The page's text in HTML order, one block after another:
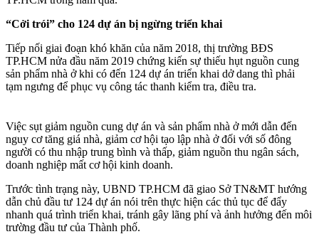
“Cởi trói” cho 124 dự án bị ngừng triển khai
Tiếp nối giai đoạn khó khăn của năm 2018, thị trường BĐS
TP.HCM nửa đầu năm 2019 chứng kiến sự thiếu hụt nguồn cung
sản phẩm nhà ở khi có đến 124 dự án triển khai dở dang thì phải
tạm ngưng để phục vụ công tác thanh kiểm tra, điều tra.
Việc sụt giảm nguồn cung dự án và sản phẩm nhà ở mới dẫn đến
nguy cơ tăng giá nhà, giảm cơ hội tạo lập nhà ở đối với số đông
người có thu nhập trung bình và thấp, giảm nguồn thu ngân sách,
doanh nghiệp mất cơ hội kinh doanh.
Trước tình trạng này, UBND TP.HCM đã giao Sở TN&MT hướng
dẫn chủ đầu tư 124 dự án nói trên thực hiện các thủ tục để đẩy
nhanh quá trình triển khai, tránh gây lãng phí và ảnh hưởng đến môi
trường đầu tư của Thành phố.